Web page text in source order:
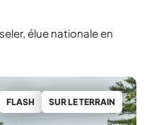
élue nationale en
FLASH SUR LE TERRAIN